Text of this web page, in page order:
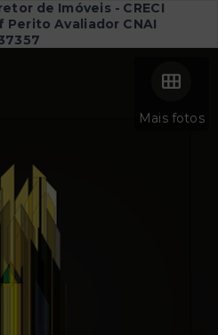
de Imóveis - CRECI
Avaliador CNAI
Mais fotos